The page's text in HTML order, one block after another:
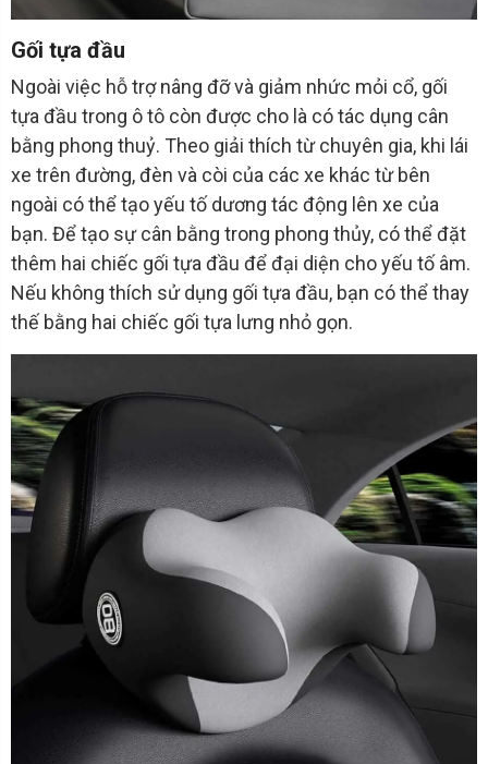
Gối tựa đầu
Ngoài việc hỗ trợ nâng đỡ và giảm nhức mỏi cổ, gối
tựa đầu trong ô tô còn được cho là có tác dụng cân
bằng phong thuỷ. Theo giải thích từ chuyên gia, khi lái
xe trên đường, đèn và còi của các xe khác từ bên
ngoài có thể tạo yếu tố dương tác động lên xe của
bạn. Để tạo sự cân bằng trong phong thủy, có thể đặt
thêm hai chiếc gối tựa đầu để đại diện cho yếu tố âm.
Nếu không thích sử dụng gối tựa đầu, bạn có thể thay
thế bằng hai chiếc gối tựa lưng nhỏ gọn.